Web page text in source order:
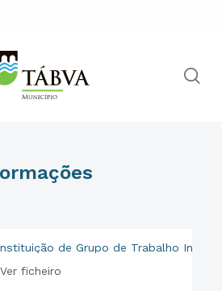
de Grupo de Trabalho
Ver ficheiro